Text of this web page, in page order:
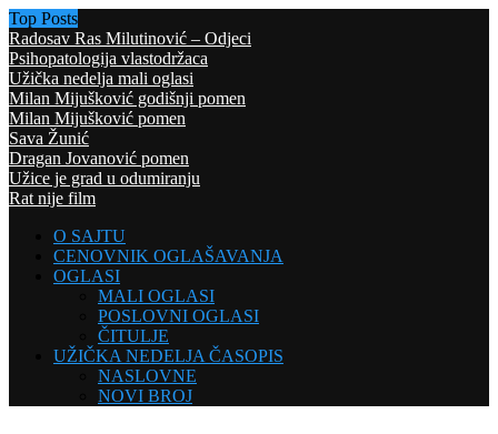
Top Posts
Radosav Ras Milutinović – Odjeci
Psihopatologija vlastodržaca
Užička nedelja mali oglasi
Milan Mijušković godišnji pomen
Milan Mijušković pomen
Sava Žunić
Dragan Jovanović pomen
Užice je grad u odumiranju
Rat nije film
O SAJTU
CENOVNIK OGLAŠAVANJA
OGLASI
MALI OGLASI
POSLOVNI OGLASI
ČITULJE
UŽIČKA NEDELJA ČASOPIS
NASLOVNE
NOVI BROJ